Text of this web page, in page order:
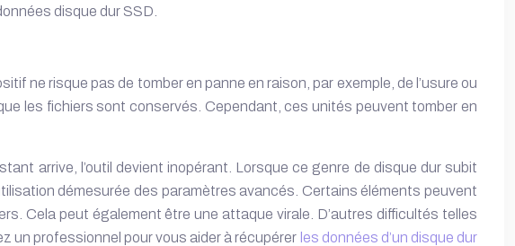
disque dur SSD
ne risque pas de tomber en panne en raison, par exemple, de l’usure ou
les fichiers sont conservés. Cependant, ces unités peuvent tomber en
arrive, l’outil devient inopérant. Lorsque ce genre de disque dur subit
démesurée des paramètres avancés. Certains éléments peuvent
Cela peut également être une attaque virale. D’autres difficultés telles
un professionnel pour vous aider à récupérer les données d’un disque dur